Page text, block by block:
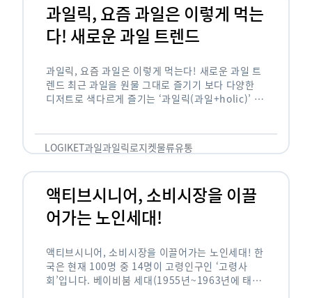
과일릭, 요즘 과일은 이렇게 먹는
다! 새로운 과일 트렌드
과일릭, 요즘 과일은 이렇게 먹는다! 새로운 과일 트
렌드 최근 과일을 원물 그대로 즐기기 보다 다양한
디저트로 색다르게 즐기는 ‘과일릭(과일+holic)’ 트
…
LOGIKET과일과일릭로지켓물류유통
액티브시니어, 소비시장을 이끌
어가는 노인세대!
액티브시니어, 소비시장을 이끌어가는 노인세대! 한
국은 현재 100명 중 14명이 고령인구인 ‘고령사
회’입니다. 베이비붐 세대(1955년~1963년에 태어